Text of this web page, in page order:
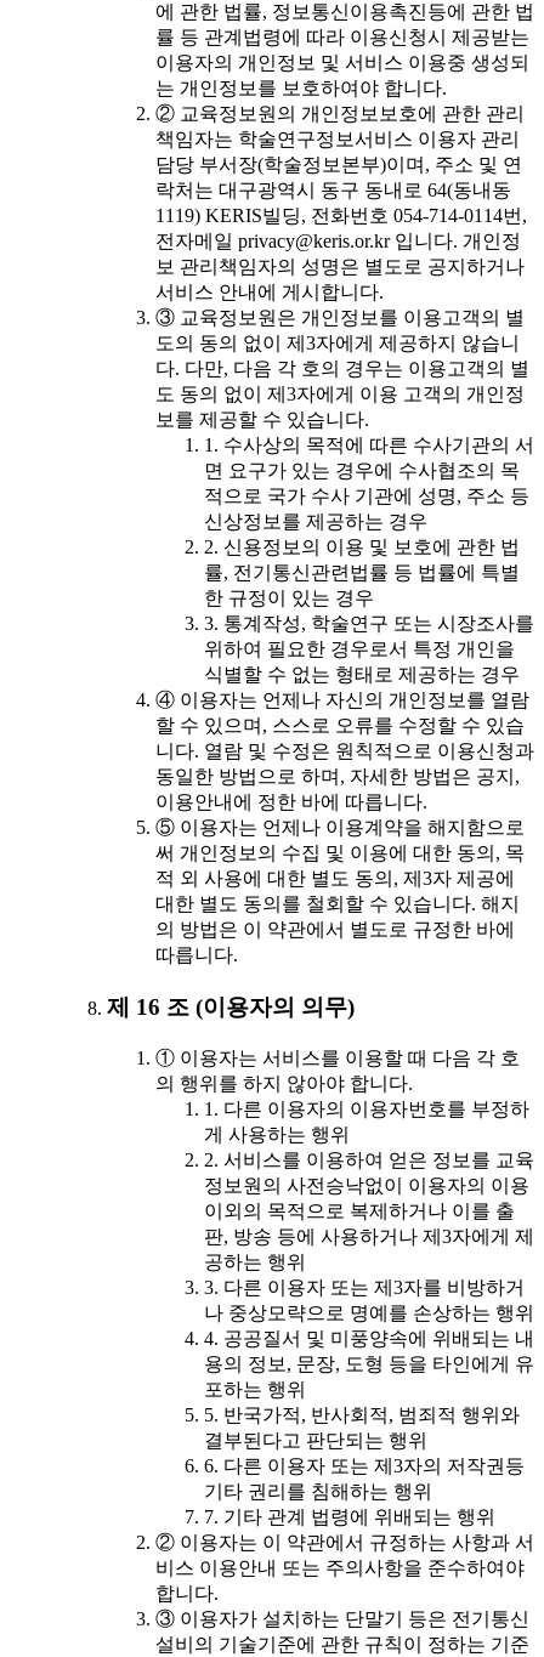
에 관한 법률, 정보통신이용촉진등에 관한 법
률 등 관계법령에 따라 이용신청시 제공받는
이용자의 개인정보 및 서비스 이용중 생성되
는 개인정보를 보호하여야 합니다.
② 교육정보원의 개인정보보호에 관한 관리
책임자는 학술연구정보서비스 이용자 관리
담당 부서장(학술정보본부)이며, 주소 및 연
락처는 대구광역시 동구 동내로 64(동내동
1119) KERIS빌딩, 전화번호 054-714-0114번,
전자메일 privacy@keris.or.kr 입니다. 개인정
보 관리책임자의 성명은 별도로 공지하거나
서비스 안내에 게시합니다.
③ 교육정보원은 개인정보를 이용고객의 별
도의 동의 없이 제3자에게 제공하지 않습니
다. 다만, 다음 각 호의 경우는 이용고객의 별
도 동의 없이 제3자에게 이용 고객의 개인정
보를 제공할 수 있습니다.
1. 수사상의 목적에 따른 수사기관의 서
면 요구가 있는 경우에 수사협조의 목
적으로 국가 수사 기관에 성명, 주소 등
신상정보를 제공하는 경우
2. 신용정보의 이용 및 보호에 관한 법
률, 전기통신관련법률 등 법률에 특별
한 규정이 있는 경우
3. 통계작성, 학술연구 또는 시장조사를
위하여 필요한 경우로서 특정 개인을
식별할 수 없는 형태로 제공하는 경우
④ 이용자는 언제나 자신의 개인정보를 열람
할 수 있으며, 스스로 오류를 수정할 수 있습
니다. 열람 및 수정은 원칙적으로 이용신청과
동일한 방법으로 하며, 자세한 방법은 공지,
이용안내에 정한 바에 따릅니다.
⑤ 이용자는 언제나 이용계약을 해지함으로
써 개인정보의 수집 및 이용에 대한 동의, 목
적 외 사용에 대한 별도 동의, 제3자 제공에
대한 별도 동의를 철회할 수 있습니다. 해지
의 방법은 이 약관에서 별도로 규정한 바에
따릅니다.
제 16 조 (이용자의 의무)
① 이용자는 서비스를 이용할 때 다음 각 호
의 행위를 하지 않아야 합니다.
1. 다른 이용자의 이용자번호를 부정하
게 사용하는 행위
2. 서비스를 이용하여 얻은 정보를 교육
정보원의 사전승낙없이 이용자의 이용
이외의 목적으로 복제하거나 이를 출
판, 방송 등에 사용하거나 제3자에게 제
공하는 행위
3. 다른 이용자 또는 제3자를 비방하거
나 중상모략으로 명예를 손상하는 행위
4. 공공질서 및 미풍양속에 위배되는 내
용의 정보, 문장, 도형 등을 타인에게 유
포하는 행위
5. 반국가적, 반사회적, 범죄적 행위와
결부된다고 판단되는 행위
6. 다른 이용자 또는 제3자의 저작권등
기타 권리를 침해하는 행위
7. 기타 관계 법령에 위배되는 행위
② 이용자는 이 약관에서 규정하는 사항과 서
비스 이용안내 또는 주의사항을 준수하여야
합니다.
③ 이용자가 설치하는 단말기 등은 전기통신
설비의 기술기준에 관한 규칙이 정하는 기준